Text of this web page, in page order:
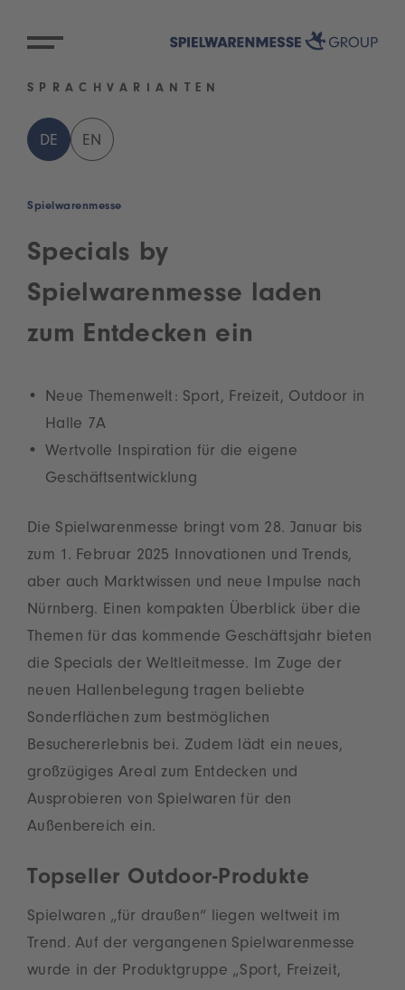
SPRACHVARIANTEN
DE EN
Spielwarenmesse
Specials by
Spielwarenmesse laden
zum Entdecken ein
Neue Themenwelt: Sport, Freizeit, Outdoor in
Halle 7A
Wertvolle Inspiration für die eigene
Geschäftsentwicklung
Die Spielwarenmesse bringt vom 28. Januar bis
zum 1. Februar 2025 Innovationen und Trends,
aber auch Marktwissen und neue Impulse nach
Nürnberg. Einen kompakten Überblick über die
Themen für das kommende Geschäftsjahr bieten
die Specials der Weltleitmesse. Im Zuge der
neuen Hallenbelegung tragen beliebte
Sonderflächen zum bestmöglichen
Besuchererlebnis bei. Zudem lädt ein neues,
großzügiges Areal zum Entdecken und
Ausprobieren von Spielwaren für den
Außenbereich ein.
Topseller Outdoor-Produkte
Spielwaren „für draußen“ liegen weltweit im
Trend. Auf der vergangenen Spielwarenmesse
wurde in der Produktgruppe „Sport, Freizeit,